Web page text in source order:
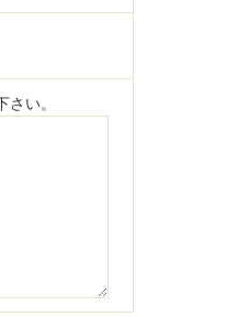
い。